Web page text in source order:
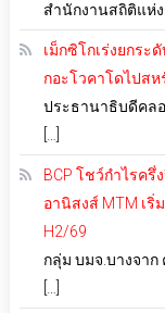
สำนักงานสถิติแห่
เม็กซิโกเร่งยกร
กอะโวคาโดไปสห
ประธานาธิบดีคลอ
[…]
BCP โชว์กำไรครึ่
อานิสงส์ MTM เริ่
H2/69
กลุ่ม บมจ.บางจาก
[…]